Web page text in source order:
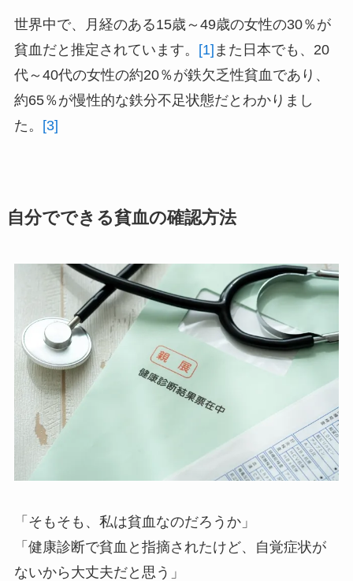
世界中で、月経のある15歳～49歳の女性の30％が
貧血だと推定されています。 [1] また日本でも、20
代～40代の女性の約20％が鉄欠乏性貧血であり、
約65％が慢性的な鉄分不足状態だとわかりまし
た。 [3]
自分でできる貧血の確認方法
「そもそも、私は貧血なのだろうか」
「健康診断で貧血と指摘されたけど、自覚症状が
ないから大丈夫だと思う」